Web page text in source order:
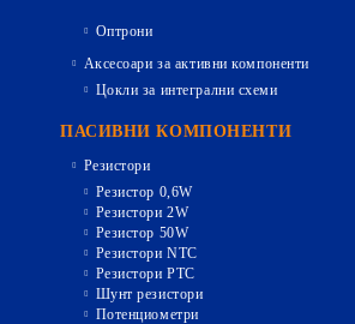
Оптрони
Аксесоари за активни компоненти
Цокли за интегрални схеми
ПАСИВНИ КОМПОНЕНТИ
Резистори
Резистор 0,6W
Резистори 2W
Резистор 50W
Резистори NTC
Резистори PTC
Шунт резистори
Потенциометри